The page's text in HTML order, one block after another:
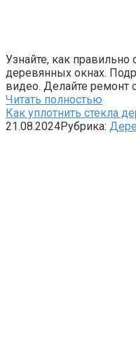
Узнайте, как правильно
деревянных окнах.
видео. Делайте ремонт
Читать полностью
Как уплотнить стекла
21.08.2024Рубрика: